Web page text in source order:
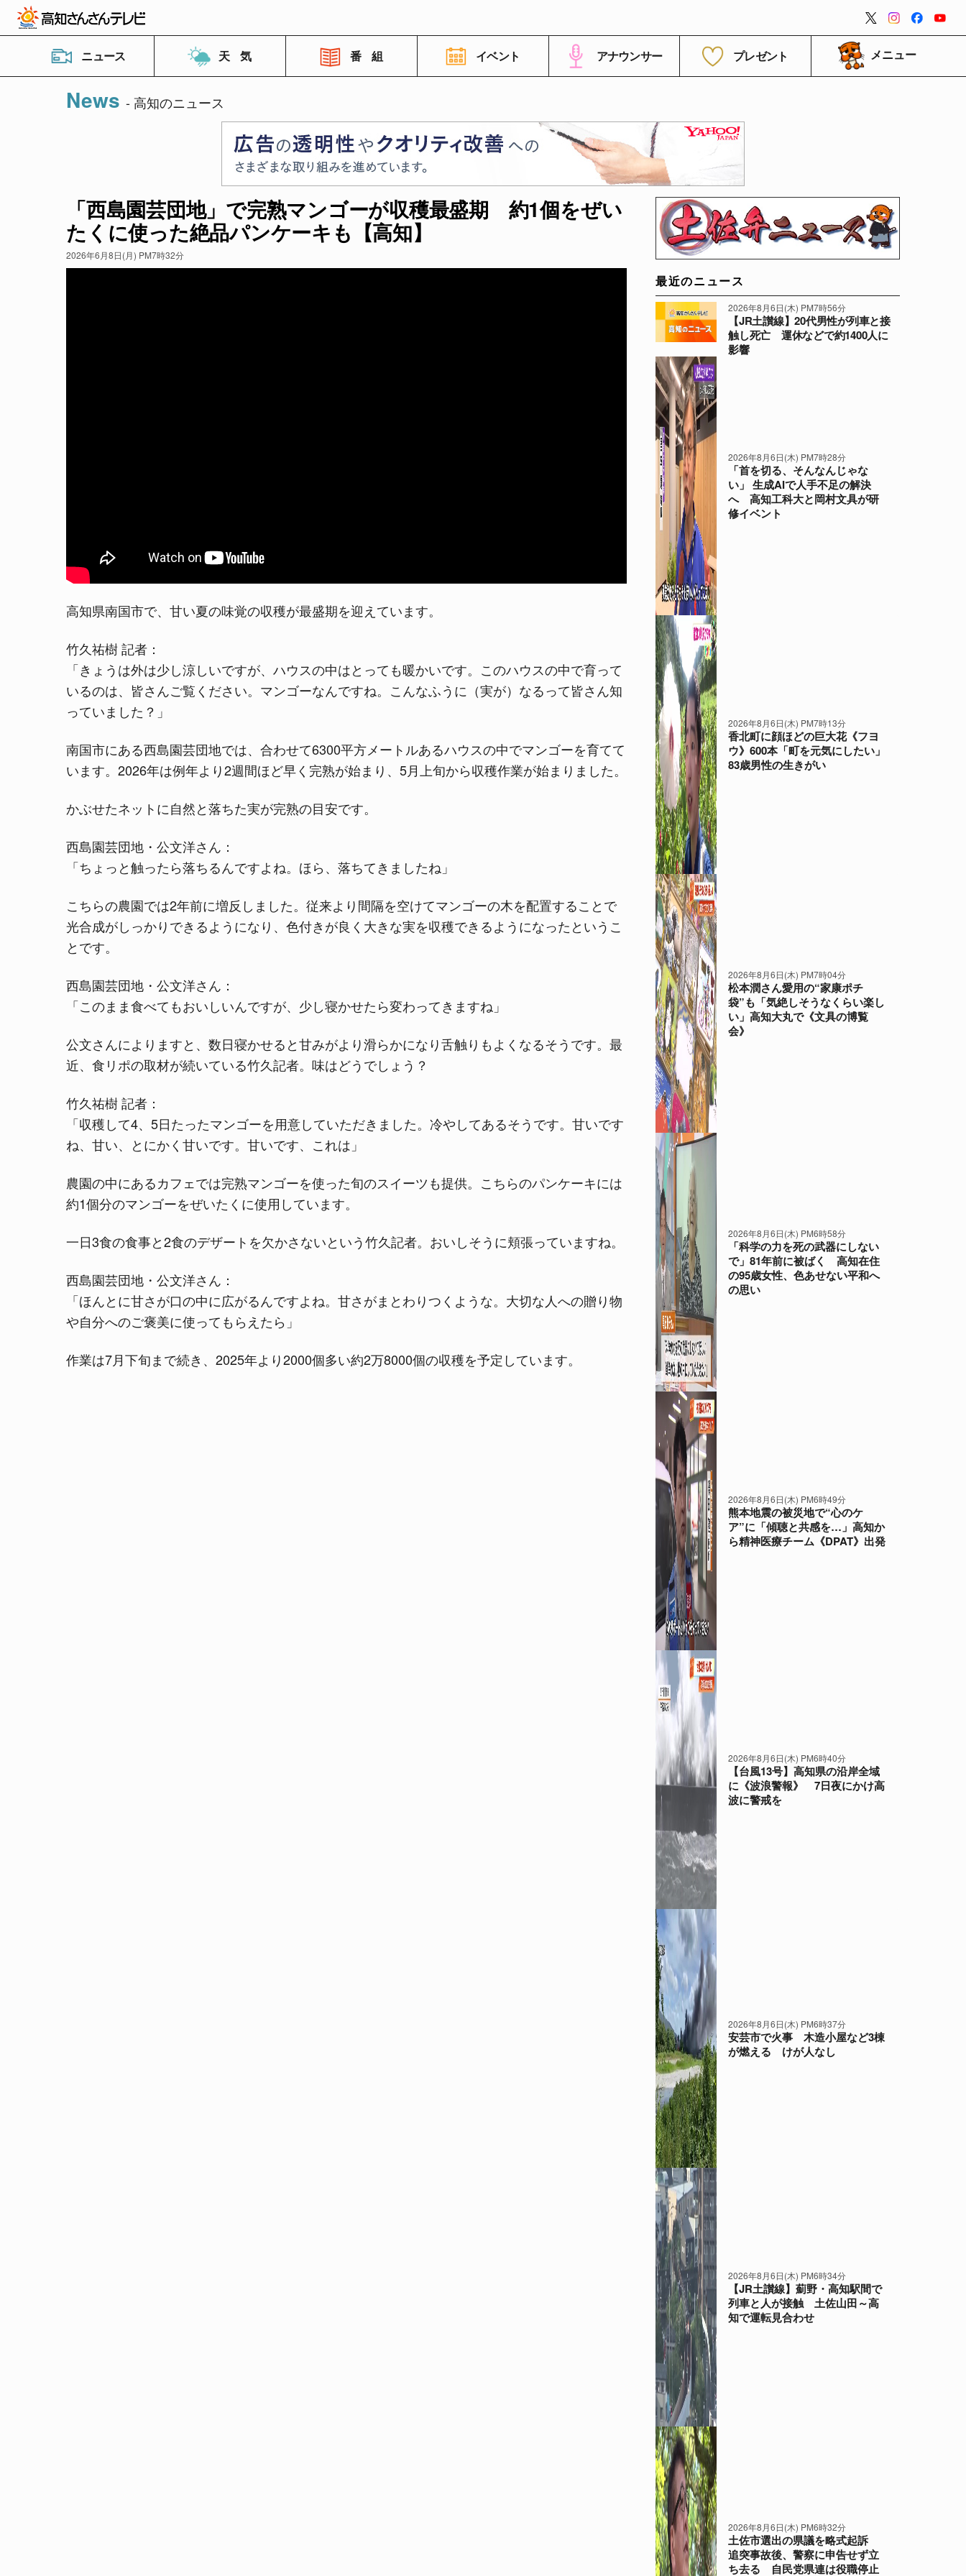
ニュース 天 気 番 組 イベント アナウンサー プレゼント メニュー
高知さんさんテレビについて
イベント情報
News - 高知のニュース
「西島園芸団地」で完熟マンゴーが収穫最盛期 約1個をぜい
たくに使った絶品パンケーキも【高知】
2026年6月8日(月) PM7時32分
高知県南国市で、甘い夏の味覚の収穫が最盛期を迎えています。
竹久祐樹 記者：
「きょうは外は少し涼しいですが、ハウスの中はとっても暖かいです。このハウスの中で育って
いるのは、皆さんご覧ください。マンゴーなんですね。こんなふうに（実が）なるって皆さん知
っていました？」
南国市にある西島園芸団地では、合わせて6300平方メートルあるハウスの中でマンゴーを育てて
います。2026年は例年より2週間ほど早く完熟が始まり、5月上旬から収穫作業が始まりました。
かぶせたネットに自然と落ちた実が完熟の目安です。
西島園芸団地・公文洋さん：
「ちょっと触ったら落ちるんですよね。ほら、落ちてきましたね」
こちらの農園では2年前に増反しました。従来より間隔を空けてマンゴーの木を配置することで
光合成がしっかりできるようになり、色付きが良く大きな実を収穫できるようになったというこ
とです。
西島園芸団地・公文洋さん：
「このまま食べてもおいしいんですが、少し寝かせたら変わってきますね」
公文さんによりますと、数日寝かせると甘みがより滑らかになり舌触りもよくなるそうです。最
近、食リポの取材が続いている竹久記者。味はどうでしょう？
竹久祐樹 記者：
「収穫して4、5日たったマンゴーを用意していただきました。冷やしてあるそうです。甘いです
ね、甘い、とにかく甘いです。甘いです、これは」
農園の中にあるカフェでは完熟マンゴーを使った旬のスイーツも提供。こちらのパンケーキには
約1個分のマンゴーをぜいたくに使用しています。
一日3食の食事と2食のデザートを欠かさないという竹久記者。おいしそうに頬張っていますね。
西島園芸団地・公文洋さん：
「ほんとに甘さが口の中に広がるんですよね。甘さがまとわりつくような。大切な人への贈り物
や自分へのご褒美に使ってもらえたら」
作業は7月下旬まで続き、2025年より2000個多い約2万8000個の収穫を予定しています。
最近のニュース
2026年8月6日(木) PM7時56分
【JR土讃線】20代男性が列車と接
触し死亡 運休などで約1400人に
影響
2026年8月6日(木) PM7時28分
「首を切る、そんなんじゃな
い」 生成AIで人手不足の解決
へ 高知工科大と岡村文具が研
修イベント
2026年8月6日(木) PM7時13分
香北町に顔ほどの巨大花《フヨ
ウ》600本「町を元気にしたい」
83歳男性の生きがい
2026年8月6日(木) PM7時04分
松本潤さん愛用の“家康ポチ
袋”も「気絶しそうなくらい楽し
い」高知大丸で《文具の博覧
会》
2026年8月6日(木) PM6時58分
「科学の力を死の武器にしない
で」81年前に被ばく 高知在住
の95歳女性、色あせない平和へ
の思い
2026年8月6日(木) PM6時49分
熊本地震の被災地で“心のケ
ア”に「傾聴と共感を…」高知か
ら精神医療チーム《DPAT》出発
2026年8月6日(木) PM6時40分
【台風13号】高知県の沿岸全域
に《波浪警報》 7日夜にかけ高
波に警戒を
2026年8月6日(木) PM6時37分
安芸市で火事 木造小屋など3棟
が燃える けが人なし
2026年8月6日(木) PM6時34分
【JR土讃線】薊野・高知駅間で
列車と人が接触 土佐山田～高
知で運転見合わせ
2026年8月6日(木) PM6時32分
土佐市選出の県議を略式起訴
追突事故後、警察に申告せず立
ち去る 自民党県連は役職停止